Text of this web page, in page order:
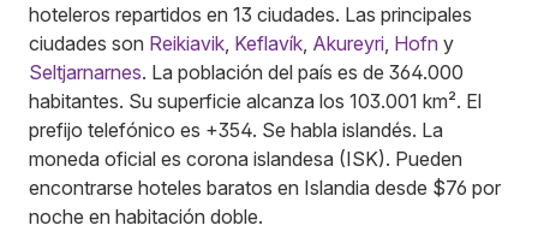
hoteleros repartidos en 13 ciudades. Las principales
ciudades son Reikiavik Keflavík Akureyri Hofn y
Seltjarnarnes. La población del país es de 364.000
habitantes. Su superficie alcanza los 103.001 km². El
prefijo telefónico es +354. Se habla islandés. La
moneda oficial es corona islandesa (ISK). Pueden
encontrarse hoteles baratos en Islandia desde $76 por
noche en habitación doble.